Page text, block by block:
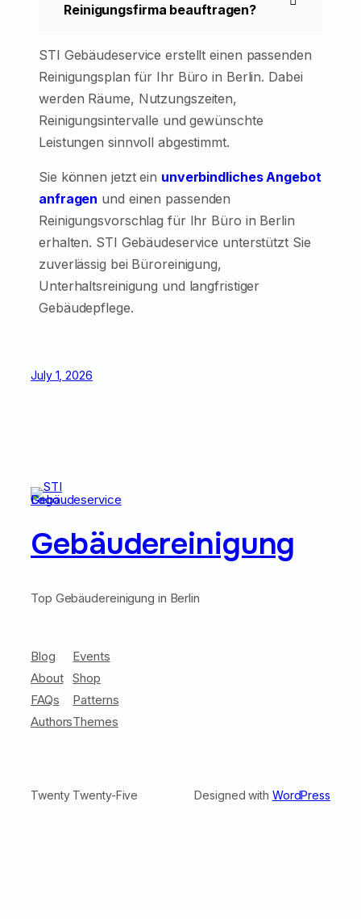
Reinigungsfirma beauftragen?
STI Gebäudeservice erstellt einen passenden
Reinigungsplan für Ihr Büro in Berlin. Dabei
werden Räume, Nutzungszeiten,
Reinigungsintervalle und gewünschte
Leistungen sinnvoll abgestimmt.
Sie können jetzt ein unverbindliches Angebot
anfragen und einen passenden
Reinigungsvorschlag für Ihr Büro in Berlin
erhalten. STI Gebäudeservice unterstützt Sie
zuverlässig bei Büroreinigung,
Unterhaltsreinigung und langfristiger
Gebäudepflege.
July 1, 2026
Gebäudereinigung
Top Gebäudereinigung in Berlin
Blog
About
FAQs
Authors
Events
Shop
Patterns
Themes
Twenty Twenty-Five Designed with WordPress